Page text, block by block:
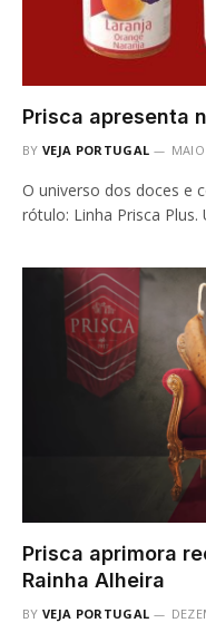
Prisca apresenta
BY VEJA PORTUGAL
O universo dos doces e
rótulo: Linha Prisca
Prisca aprimora
Rainha Alheira
BY VEJA PORTUGAL